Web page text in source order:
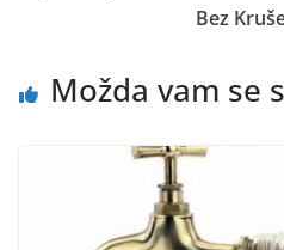
Bez
Možda vam se